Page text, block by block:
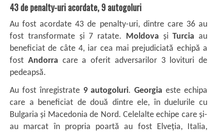
43 de penalty-uri acordate, 9 autogoluri
Au fost acordate 43 de penalty-uri, dintre care 36 au
fost transformate și 7 ratate.
Moldova șiTurcia au
beneficiat de câte 4, iar cea mai prejudiciată echipă a
fost Andorra care a oferit adversarilor 3 lovituri de
pedeapsă.
Au fost înregistrate 9 autogoluri.Georgia este echipa
care a beneficiat de două dintre ele, în duelurile cu
Bulgaria și Macedonia de Nord. Celelalte echipe care și-
au marcat în propria poartă au fost Elveția, Italia,